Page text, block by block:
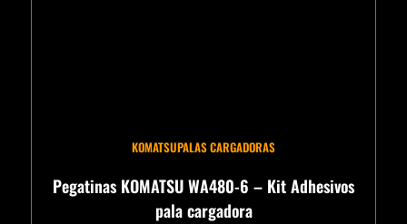
KOMATSUPALAS CARGADORAS
Pegatinas KOMATSU WA480-6 – Kit Adhesivos
pala cargadora